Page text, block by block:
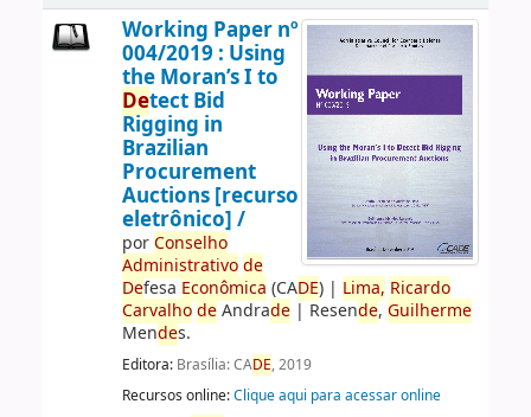
Working Paper nº
004/2019 : Using
the Moran’s I to
Detect Bid
Rigging in
Brazilian
Procurement
Auctions [recurso
eletrônico] /
porConselho
Administrativo de
Defesa Econômica (CADE)| Lima, Ricardo
Carvalho deAndrade| Resende, Guilherme
Mendes.
Editora: Brasília: CADE, 2019
Recursos online:Clique aqui para acessar online